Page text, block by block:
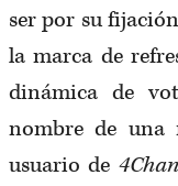
ser por su
la marca de
dinámica de
nombre de una
usuario de 4Chan